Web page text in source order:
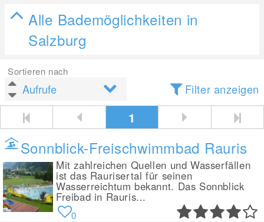
Alle Bademöglichkeiten in
Salzburg
Sortieren nach
Filter anzeigen
1
Sonnblick-Freischwimmbad Rauris
Mit zahlreichen Quellen und Wasserfällen
ist das Raurisertal für seinen
Wasserreichtum bekannt. Das Sonnblick
Freibad in Rauris...
0